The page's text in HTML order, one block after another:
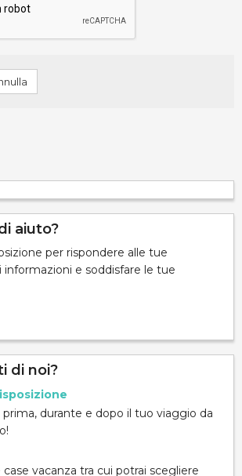
aiuto?
per rispondere alle tue
e soddisfare le tue
di noi?
durante e dopo il tuo viaggio da
vacanza tra cui potrai scegliere